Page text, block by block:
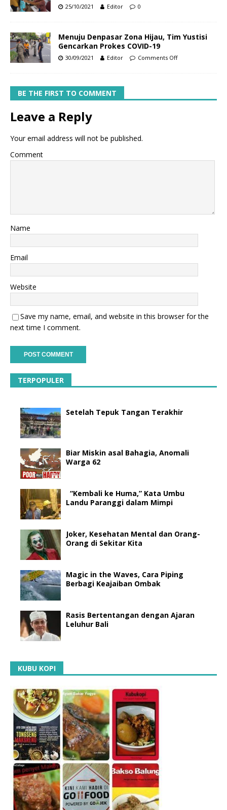
25/10/2021 Editor 0
Menuju Denpasar Zona Hijau, Tim Yustisi
Gencarkan Prokes COVID-19
30/09/2021 Editor Comments Off
BE THE FIRST TO COMMENT
Leave a Reply
Your email address will not be published.
Comment
Name
Email
Website
Save my name, email, and website in this browser for the
next time I comment.
TERPOPULER
Setelah Tepuk Tangan Terakhir
Biar Miskin asal Bahagia, Anomali
Warga 62
“Kembali ke Huma,” Kata Umbu
Landu Paranggi dalam Mimpi
Joker, Kesehatan Mental dan Orang-
Orang di Sekitar Kita
Magic in the Waves, Cara Piping
Berbagi Keajaiban Ombak
Rasis Bertentangan dengan Ajaran
Leluhur Bali
KUBU KOPI